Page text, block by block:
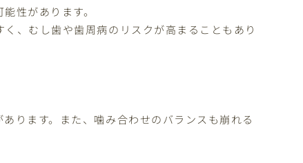
性があります。
、むし歯や歯周病のリスクが高まることもあり
ります。また、噛み合わせのバランスも崩れる